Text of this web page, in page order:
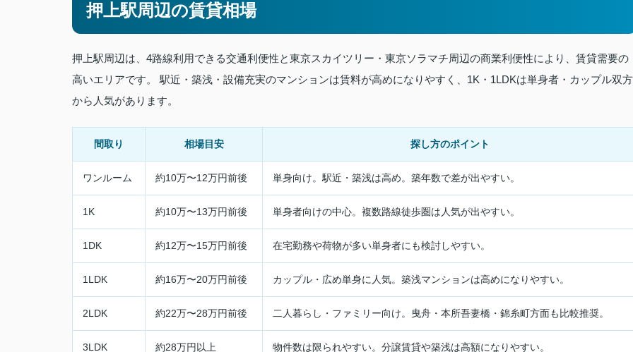
押上駅周辺の賃貸相場
押上駅周辺は、4路線利用できる交通利便性と東京スカイツリー・東京ソラマチ周辺の商業利便性により、賃貸需要の
高いエリアです。 駅近・築浅・設備充実のマンションは賃料が高めになりやすく、1K・1LDKは単身者・カップル双方
から人気があります。
間取り 相場目安 探し方のポイント
ワンルーム 約10万〜12万円前後 単身向け。駅近・築浅は高め。築年数で差が出やすい。
1K 約10万〜13万円前後 単身者向けの中心。複数路線徒歩圏は人気が出やすい。
1DK 約12万〜15万円前後 在宅勤務や荷物が多い単身者にも検討しやすい。
1LDK 約16万〜20万円前後 カップル・広め単身に人気。築浅マンションは高めになりやすい。
2LDK 約22万〜28万円前後 二人暮らし・ファミリー向け。曳舟・本所吾妻橋・錦糸町方面も比較推奨。
3LDK 約28万円以上 物件数は限られやすい。分譲賃貸や築浅は高額になりやすい。